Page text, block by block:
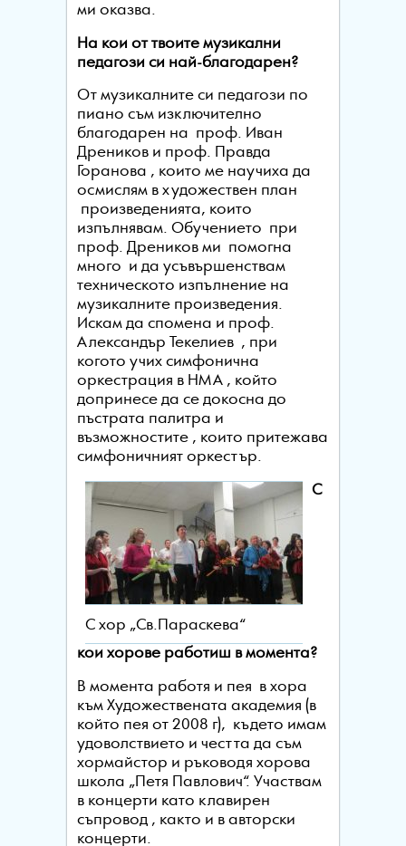
ми оказва.
На кои от твоите музикални
педагози си най-благодарен?
От музикалните си педагози по
пиано съм изключително
благодарен на проф. Иван
Дреников и проф. Правда
Горанова , които ме научиха да
осмислям в художествен план
произведенията, които
изпълнявам. Обучението при
проф. Дреников ми помогна
много и да усъвършенствам
техническото изпълнение на
музикалните произведения.
Искам да спомена и проф.
Александър Текелиев , при
когото учих симфонична
оркестрация в НМА , който
допринесе да се докосна до
пъстрата палитра и
възможностите , които притежава
симфоничният оркестър.
С хор „Св.Параскева“
С
кои хорове работиш в момента?
В момента работя и пея в хора
към Художествената академия (в
който пея от 2008 г), където имам
удоволствието и честта да съм
хормайстор и ръководя хорова
школа „Петя Павлович“. Участвам
в концерти като клавирен
съпровод , както и в авторски
концерти.